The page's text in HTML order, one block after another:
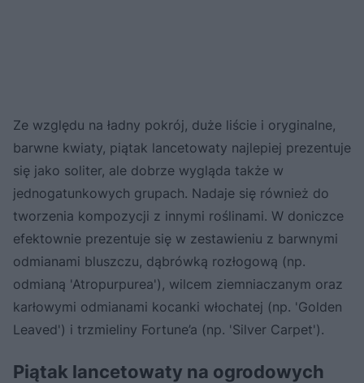
Ze względu na ładny pokrój, duże liście i oryginalne,
barwne kwiaty, piątak lancetowaty najlepiej prezentuje
się jako soliter, ale dobrze wygląda także w
jednogatunkowych grupach. Nadaje się również do
tworzenia kompozycji z innymi roślinami. W doniczce
efektownie prezentuje się w zestawieniu z barwnymi
odmianami bluszczu, dąbrówką rozłogową (np.
odmianą 'Atropurpurea'), wilcem ziemniaczanym oraz
karłowymi odmianami kocanki włochatej (np. 'Golden
Leaved') i trzmieliny Fortune’a (np. 'Silver Carpet').
Piątak lancetowaty na ogrodowych